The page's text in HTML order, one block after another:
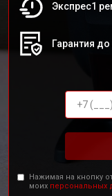
Экспрес1
Гарантия
Нажимая на кнопку
моих персональных